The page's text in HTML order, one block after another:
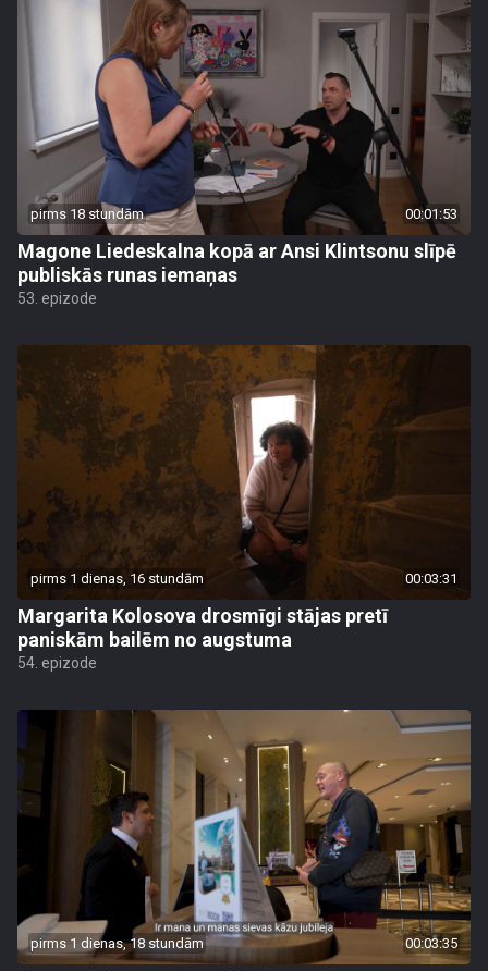
pirms 18 stundām 00:01:53
Magone Liedeskalna kopā ar Ansi Klintsonu slīpē
publiskās runas iemaņas
53. epizode
pirms 1 dienas, 16 stundām 00:03:31
Margarita Kolosova drosmīgi stājas pretī
paniskām bailēm no augstuma
54. epizode
pirms 1 dienas, 18 stundām 00:03:35